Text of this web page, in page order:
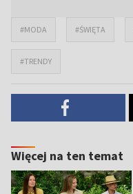
#MODA #ŚWIĘTA
#TRENDY
Więcej na ten temat